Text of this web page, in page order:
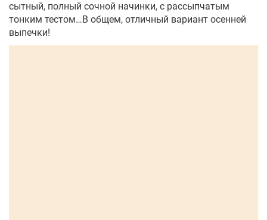
сытный, полный сочной начинки, с рассыпчатым
тонким тестом…В общем, отличный вариант осенней
выпечки!